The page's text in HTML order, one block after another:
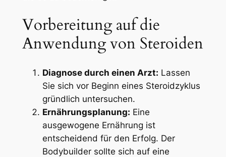
Vorbereitung auf die
Anwendung von Steroiden
Diagnose durch einen Arzt: Lassen
Sie sich vor Beginn eines Steroidzyklus
gründlich untersuchen.
Ernährungsplanung: Eine
ausgewogene Ernährung ist
entscheidend für den Erfolg. Der
Bodybuilder sollte sich auf eine